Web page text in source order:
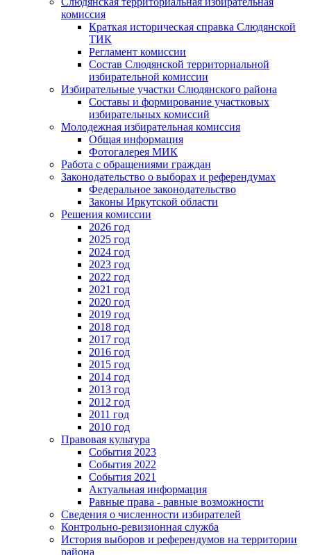
комиссия
Краткая историческая справка Слюдянской
ТИК
Регламент комиссии
Состав Слюдянской территориальной
избирательной комиссии
Избирательные участки Слюдянского района
Составы и формирование участковых
избирательных комиссий
Молодежная избирательная комиссия
Общая информация
Фотогалерея МИК
Работа с обращениями граждан
Законодательство о выборах и референдумах
Федеральное законодательство
Законы Иркутской области
Решения комиссии
2026 год
2025 год
2024 год
2023 год
2022 год
2021 год
2020 год
2019 год
2018 год
2017 год
2016 год
2015 год
2014 год
2013 год
2012 год
2011 год
2010 год
Правовая культура
События 2023
События 2022
События 2021
Актуальная информация
Равные права - равные возможности
Сведения о численности избирателей
Контрольно-ревизионная служба
История выборов и референдумов на территории
района